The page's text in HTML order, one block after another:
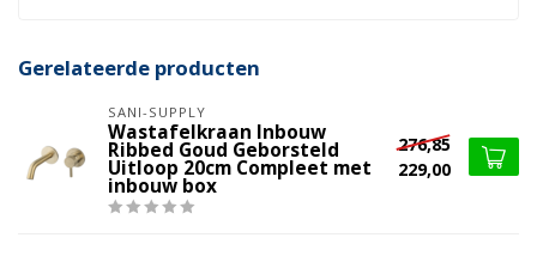
Gerelateerde producten
SANI-SUPPLY
Wastafelkraan Inbouw
Ribbed Goud Geborsteld
Uitloop 20cm Compleet met
inbouw box
276,85
229,00